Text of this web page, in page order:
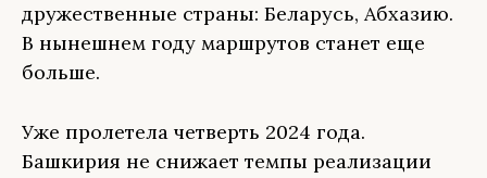
дружественные страны: Беларусь, Абхазию.
В нынешнем году маршрутов станет еще
больше.
Уже пролетела четверть 2024 года.
Башкирия не снижает темпы реализации